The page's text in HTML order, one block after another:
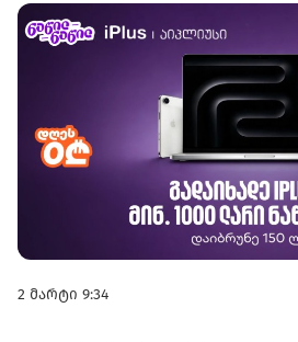
2 მარტი 9:34